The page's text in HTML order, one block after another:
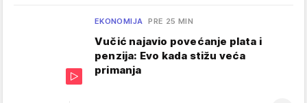
EKONOMIJA PRE 25 MIN
Vučić najavio povećanje plata i
penzija: Evo kada stižu veća
primanja